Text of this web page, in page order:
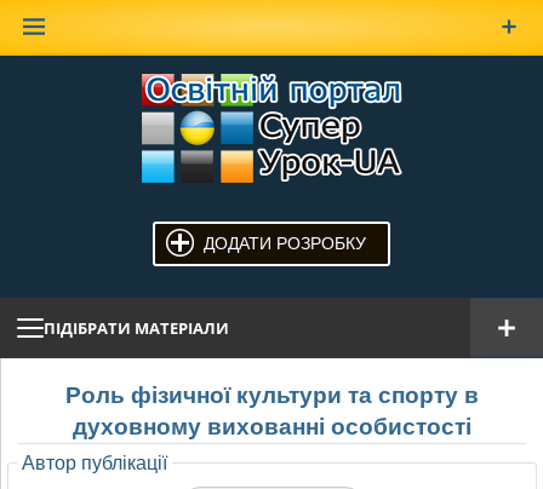
ДОДАТИ РОЗРОБКУ
ПІДІБРАТИ МАТЕРІАЛИ
Роль фізичної культури та спорту в
духовному вихованні особистості
Автор публікації